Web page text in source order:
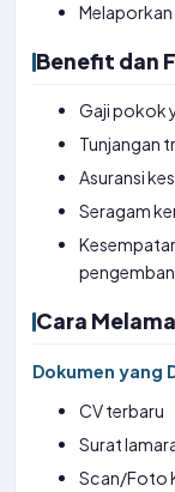
Melaporkan
Benefit dan
Gaji pokok
Tunjangan
Asuransi
Seragam
Cara
Dokumen yang
CV terbaru
Surat
Scan/Foto